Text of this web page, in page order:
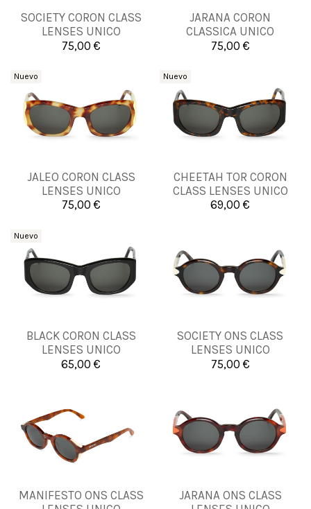
SOCIETY CORON CLASS
LENSES UNICO
75,00 €
UNICA
Añadir al carrito
JARANA CORON
CLASSICA UNICO
75,00 €
UNICA
Añadir al carrito
Nuevo
JALEO CORON CLASS
LENSES UNICO
75,00 €
UNICA
Añadir al carrito
Nuevo
CHEETAH TOR CORON
CLASS LENSES UNICO
69,00 €
UNICA
Añadir al carrito
Nuevo
BLACK CORON CLASS
LENSES UNICO
65,00 €
UNICA
Añadir al carrito
SOCIETY ONS CLASS
LENSES UNICO
75,00 €
UNICA
Añadir al carrito
MANIFESTO ONS CLASS
UNICA
JARANA ONS CLASS
UNICA